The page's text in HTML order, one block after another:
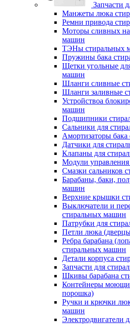
Запчасти
Манжеты люка
Ремни привода
Моторы сливных
машин
ТЭНы стиральных
Пружины бака
Щетки угольные
машин
Шланги сливные
Шланги заливные
Устройствоа
машин
Подшипники
Сальники для
Амортизаторы
Датчики для
Клапаны для
Модули
Смазки сальников
Барабаны, баки,
машин
Верхние крышки
Выключатели и
стиральных машин
Патрубки для
Петли люка
Ребра барабана
стиральных машин
Детали корпуса
Запчасти для
Шкивы барабана
Контейнеры
порошка)
Ручки и крючки
машин
Электродвигатели